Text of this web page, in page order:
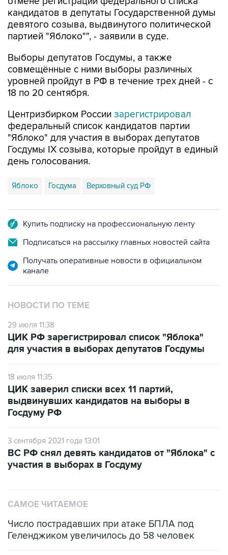
кандидатов в депутаты Государственной думы
девятого созыва, выдвинутого политической
партией "Яблоко"", - заявили в суде.
Выборы депутатов Госдумы, а также
совмещённые с ними выборы различных
уровней пройдут в РФ в течение трех дней - с
18 по 20 сентября.
Центризбирком России зарегистрировал
федеральный список кандидатов партии
"Яблоко" для участия в выборах депутатов
Госдумы IX созыва, которые пройдут в единый
день голосования.
Яблоко Госдума Верховный суд РФ
Купить подписку на профессиональную ленту
Подписаться на рассылку главных новостей сайта
Получать оперативные новости в официальном
канале
НОВОСТИ ПО ТЕМЕ
29 июля 11:38
ЦИК РФ зарегистрировал список "Яблока"
для участия в выборах депутатов Госдумы
18 июля 11:35
ЦИК заверил списки всех 11 партий,
выдвинувших кандидатов на выборы в
Госдуму РФ
3 сентября 2021 года 13:01
ВС РФ снял девять кандидатов от "Яблока" с
участия в выборах в Госдуму
САМОЕ ЧИТАЕМОЕ
Число пострадавших при атаке БПЛА под
Геленджиком увеличилось до 58 человек